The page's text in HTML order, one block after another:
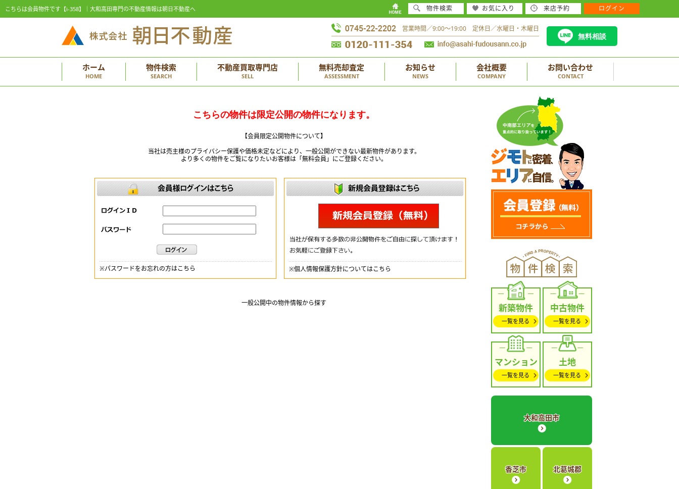
こちらは会員物件です【i-358】｜大和高田専門の不動産情報は朝日不動産へ
営業時間／9:00～19:00 定休日／水曜日・木曜日
無料相談
ホーム
HOME
物件検索
SEARCH
不動産買取専門店
SELL
無料売却査定
ASSESSMENT
お知らせ
NEWS
会社概要
COMPANY
お問い合わせ
CONTACT
こちらの物件は限定公開の物件になります。
【会員限定公開物件について】
当社は売主様のプライバシー保護や価格未定などにより、一般公開ができない最新物件があります。
より多くの物件をご覧になりたいお客様は「無料会員」にご登録ください。
※パスワードをお忘れの方はこちら ※個人情報保護方針についてはこちら
一般公開中の物件情報から探す 新築物件
一覧を見る
中古物件
一覧を見る
マンション
一覧を見る
土地
一覧を見る
大和高田市
香芝市 北葛城郡
物件検索 お気に入り 来店予約 ログイン